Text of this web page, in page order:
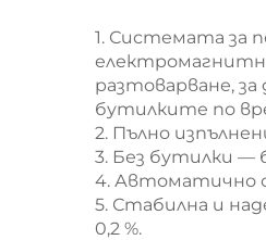
1. Системата за
разтоварване,
бутилките по
2. Пълно
3. Без бутилки —
4. Автоматично
5. Стабилна и
0,2 %.